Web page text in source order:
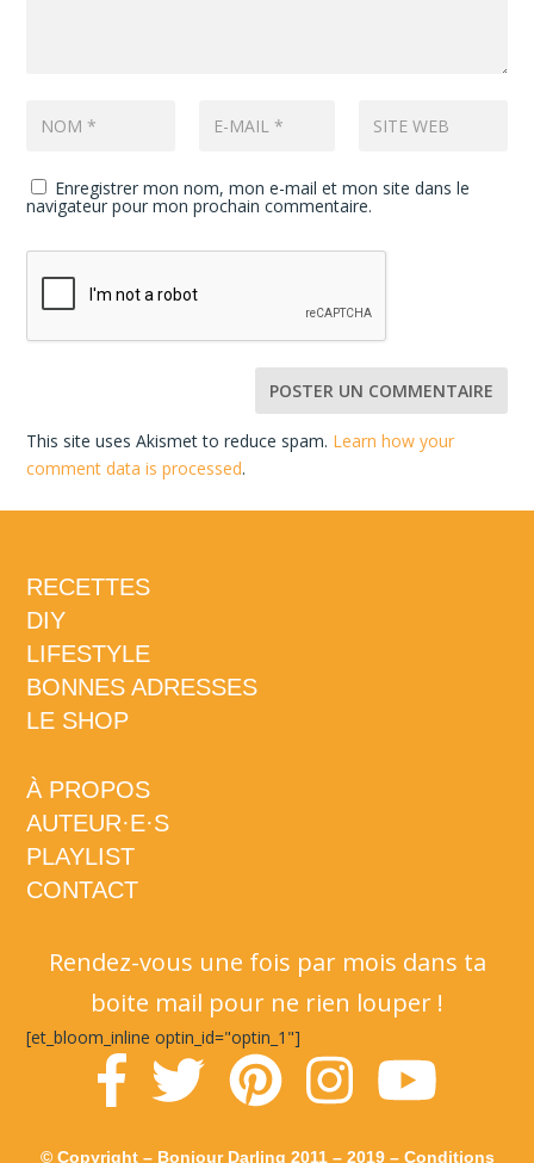
Enregistrer mon nom, mon e-mail et mon site dans le
navigateur pour mon prochain commentaire.
This site uses Akismet to reduce spam. Learn how your
comment data is processed.
RECETTES
DIY
LIFESTYLE
BONNES ADRESSES
LE SHOP
À PROPOS
AUTEUR·E·S
PLAYLIST
CONTACT
Rendez-vous une fois par mois dans ta
boite mail pour ne rien louper !
[et_bloom_inline optin_id="optin_1"]
© Copyright – Bonjour Darling 2011 – 2019 – Conditions